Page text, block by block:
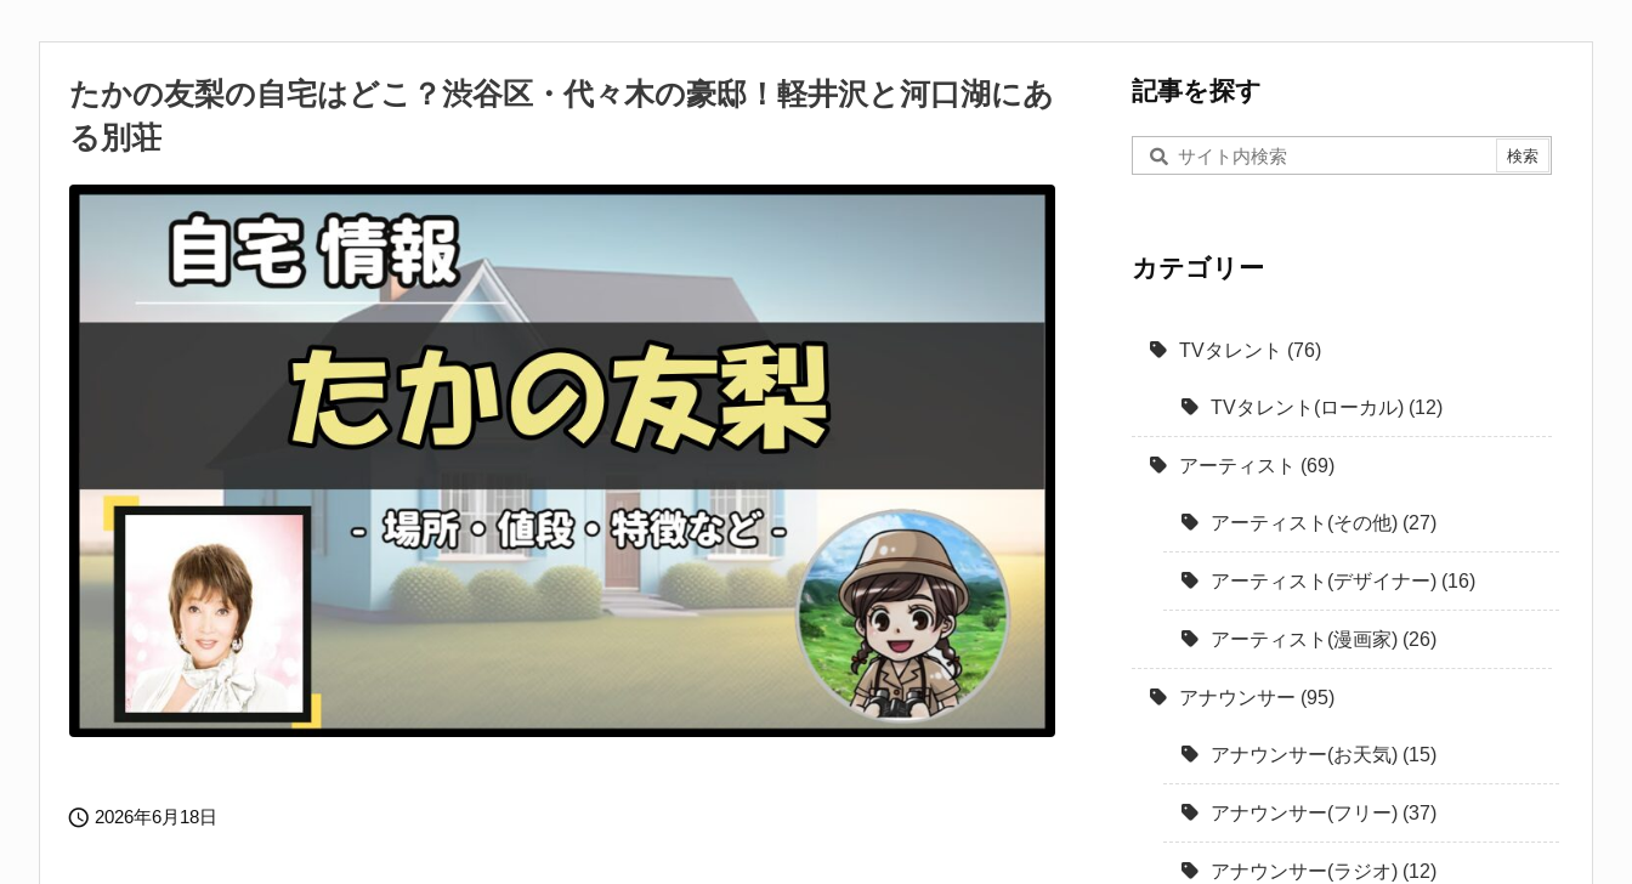
たかの友梨の自宅はどこ？渋谷区・代々木の豪邸！軽井沢と河口湖にあ
る別荘
 2026年6月18日
記事を探す
カテゴリー
TVタレント (76)
TVタレント(ローカル) (12)
アーティスト (69)
アーティスト(その他) (27)
アーティスト(デザイナー) (16)
アーティスト(漫画家) (26)
アナウンサー (95)
アナウンサー(お天気) (15)
アナウンサー(フリー) (37)
アナウンサー(ラジオ) (12)